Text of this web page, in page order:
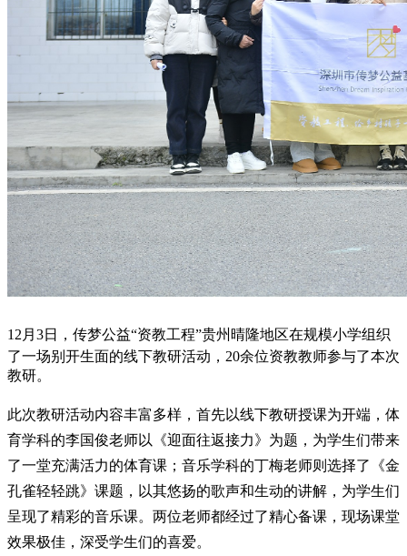
12月3日，传梦公益“资教工程”贵州晴隆地区在规模小学组织
了一场别开生面的线下教研活动，20余位资教教师参与了本次
教研。
此次教研活动内容丰富多样，首先以线下教研授课为开端，体
育学科的李国俊老师以《迎面往返接力》为题，为学生们带来
了一堂充满活力的体育课；音乐学科的丁梅老师则选择了《金
孔雀轻轻跳》课题，以其悠扬的歌声和生动的讲解，为学生们
呈现了精彩的音乐课。两位老师都经过了精心备课，现场课堂
效果极佳，深受学生们的喜爱。